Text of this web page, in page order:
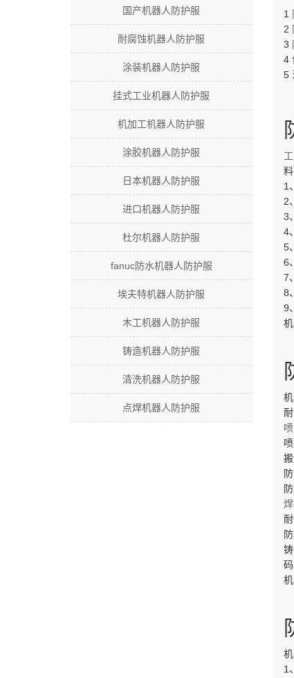
国产机器人防护服
耐腐蚀机器人防护服
涂装机器人防护服
挂式工业机器人防护服
机加工机器人防护服
涂胶机器人防护服
日本机器人防护服
进口机器人防护服
杜尔机器人防护服
fanuc防水机器人防护服
埃夫特机器人防护服
木工机器人防护服
铸造机器人防护服
清洗机器人防护服
点焊机器人防护服
1
2
3
4
5
料
1
2、
3、
4
5、
6
7
8
9
1